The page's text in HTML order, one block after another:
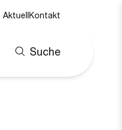
Suche
AktuellKontakt